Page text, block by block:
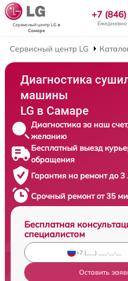
Сервисный центр LG в
Самаре
+7
Сервисный центр LG
Диагностика
машины
LG в Самаре
Диагностика за наш
желанию
Бесплатный выезд
обращения
Гарантия на ремонт до 3
Срочный ремонт от 35
Бесплатная
специалистом
Оставить